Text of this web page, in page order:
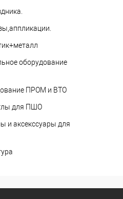
оборудование
ПРОМ и ВТО
для ПШО
и аксекссуары для